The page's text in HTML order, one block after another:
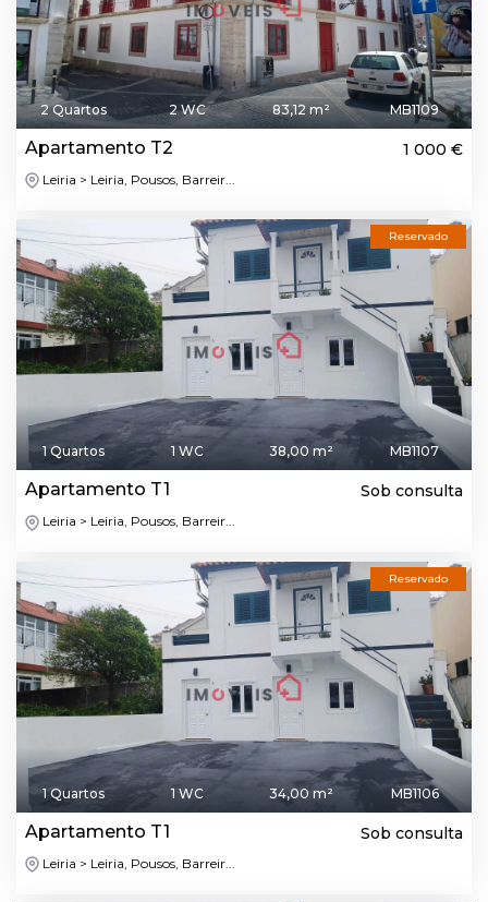
2 Quartos 2 WC 83,12 m² MB1109
Apartamento T2 1 000 €
Leiria > Leiria, Pousos, Barreir...
Reservado
1 Quartos 1 WC 38,00 m² MB1107
Apartamento T1 Sob consulta
Leiria > Leiria, Pousos, Barreir...
Reservado
1 Quartos 1 WC 34,00 m² MB1106
Apartamento T1 Sob consulta
Leiria > Leiria, Pousos, Barreir...